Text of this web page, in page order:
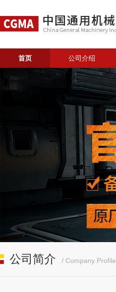
首页 公司介绍
公司简介 / Company Profile